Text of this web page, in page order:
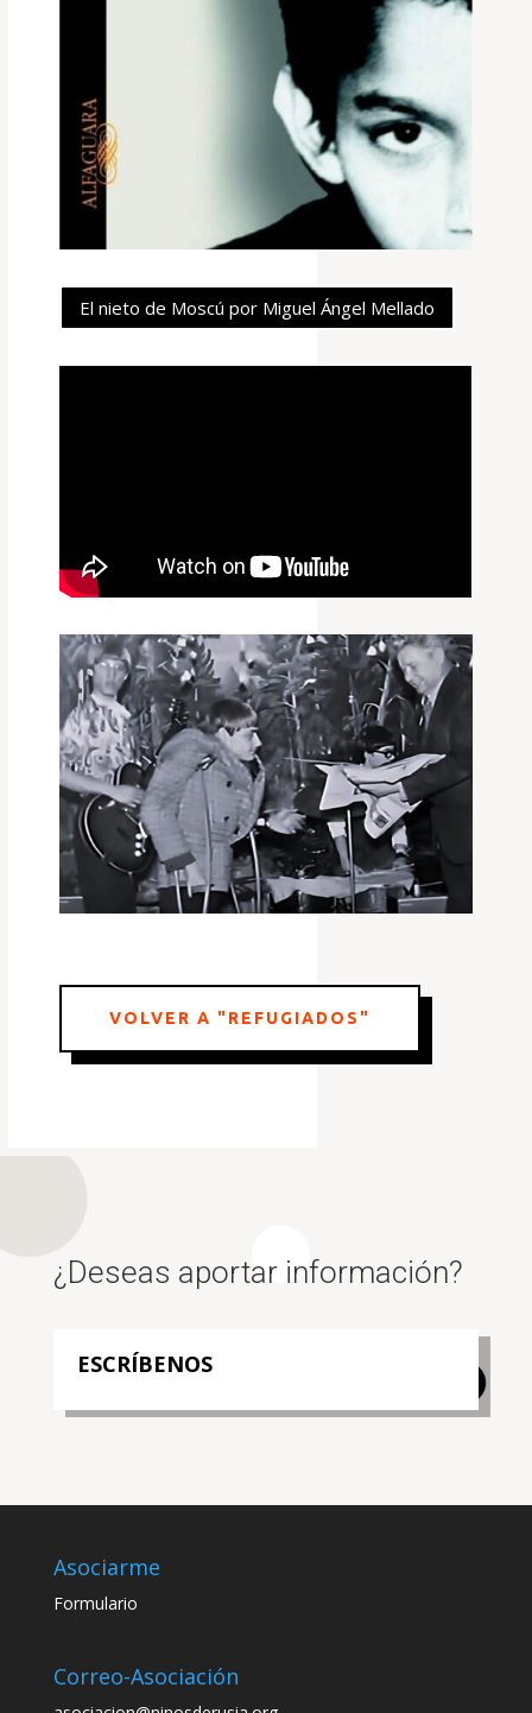
El nieto de Moscú por Miguel Ángel Mellado
VOLVER A "REFUGIADOS"
¿Deseas aportar información?
ESCRÍBENOS
Asociarme
Formulario
Correo-Asociación